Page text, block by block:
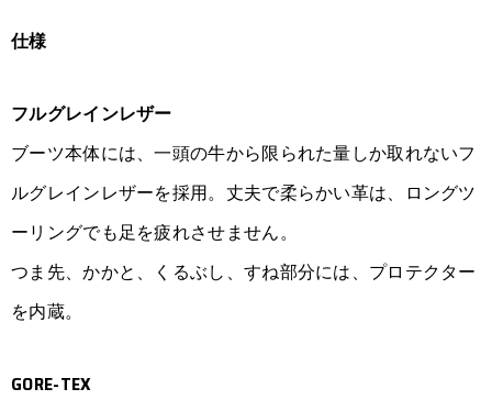
仕様
フルグレインレザー
ブーツ本体には、一頭の牛から限られた量しか取れないフ
ルグレインレザーを採用。丈夫で柔らかい革は、ロングツ
ーリングでも足を疲れさせません。
つま先、かかと、くるぶし、すね部分には、プロテクター
を内蔵。
GORE-TEX